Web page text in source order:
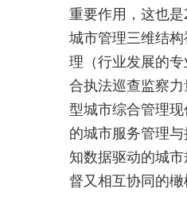
重要作用，这也
城市管理三维结
理（行业发展的
合执法巡查监察
型城市综合管理
的城市服务管理
知数据驱动的城
督又相互协同的橄